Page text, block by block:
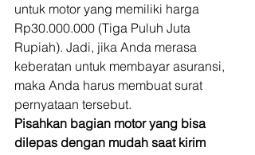
untuk motor yang memiliki harga
Rp30.000.000 (Tiga Puluh Juta
Rupiah). Jadi, jika Anda merasa
keberatan untuk membayar asuransi,
maka Anda harus membuat surat
pernyataan tersebut.
Pisahkan bagian motor yang bisa
dilepas dengan mudah saat kirim